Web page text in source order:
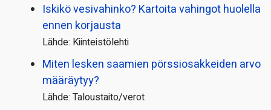
Iskikö vesivahinko? Kartoita vahingot huolella
ennen korjausta
Lähde: Kiinteistölehti
Miten lesken saamien pörssi­osakkeiden arvo
määräytyy?
Lähde: Taloustaito/verot